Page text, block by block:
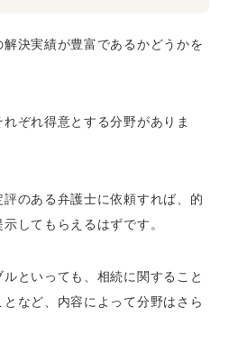
決実績が豊富であるかどうかを
ぞれ得意とする分野がありま
のある弁護士に依頼すれば、的
してもらえるはずです。
といっても、相続に関すること
など、内容によって分野はさら